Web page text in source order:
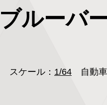
ルーバ
スケール： 1/64 自動車